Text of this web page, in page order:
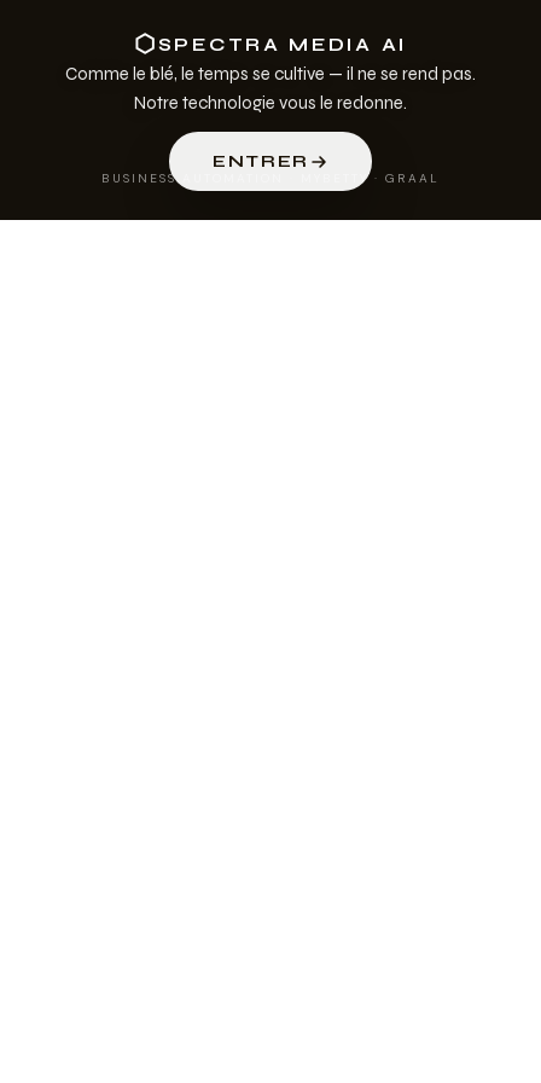
⬡SPECTRA MEDIA AI
Comme le blé, le temps se cultive — il ne se rend pas.
Notre technologie vous le redonne.
ENTRER
BUSINESS AUTOMATION · MYBETTY · GRAAL